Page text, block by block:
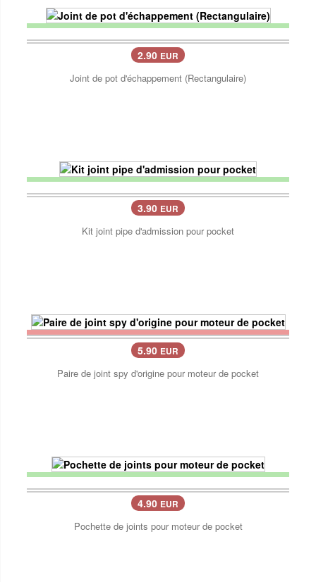
2.90 EUR
Joint de pot d'échappement (Rectangulaire)
3.90 EUR
Kit joint pipe d'admission pour pocket
5.90 EUR
Paire de joint spy d'origine pour moteur de pocket
4.90 EUR
Pochette de joints pour moteur de pocket